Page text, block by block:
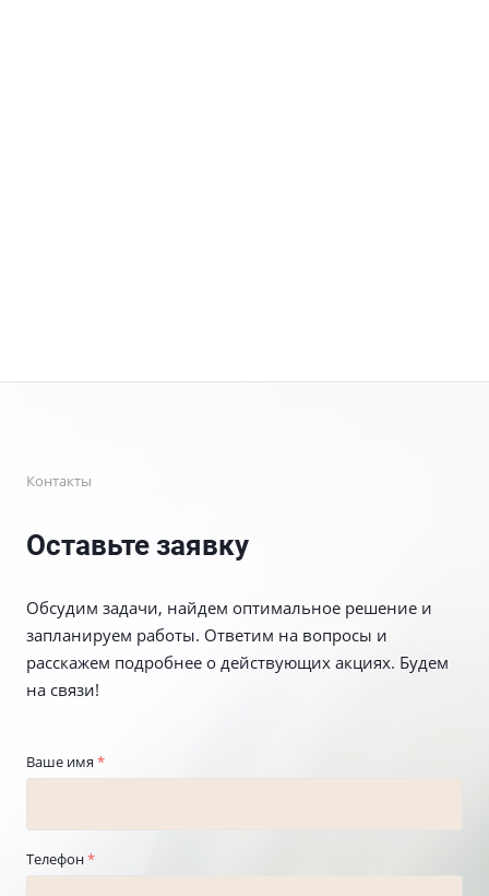
Контакты
Оставьте заявку
Обсудим задачи, найдем оптимальное решение и
запланируем работы. Ответим на вопросы и
расскажем подробнее о действующих акциях. Будем
на связи!
Ваше имя *
Телефон*